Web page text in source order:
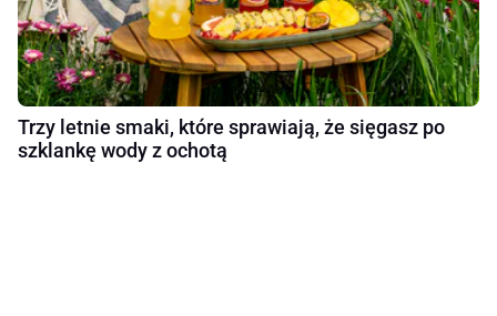
Trzy letnie smaki, które sprawiają, że sięgasz po
szklankę wody z ochotą